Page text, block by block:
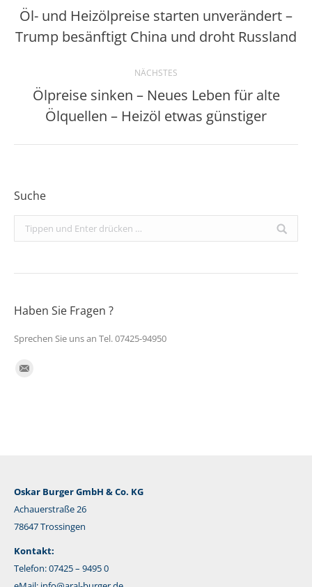
Vorheriger
Beitrag:
Öl- und Heizölpreise starten unverändert –
Trump besänftigt China und droht Russland
NÄCHSTES
Nächster
Beitrag:
Ölpreise sinken – Neues Leben für alte
Ölquellen – Heizöl etwas günstiger
Suche
Search:
Haben Sie Fragen ?
Sprechen Sie uns an Tel. 07425-94950
Finden Sie uns auf:
Oskar Burger GmbH & Co. KG
Achauerstraße 26
78647 Trossingen
Kontakt:
Telefon: 07425 – 9495 0